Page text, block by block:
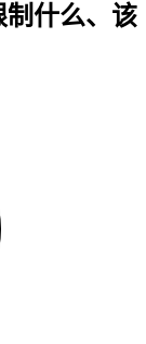
制什么、该